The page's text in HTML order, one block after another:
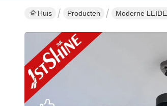
Huis Producten Moderne